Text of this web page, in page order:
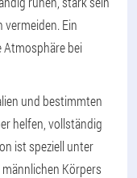
Ein
bei
und bestimmten
helfen, vollständig
ist speziell unter
Körpers